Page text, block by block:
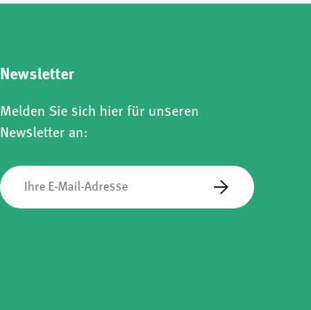
Newsletter
Melden Sie sich hier für unseren
Newsletter an:
E-Mail
Abonnieren